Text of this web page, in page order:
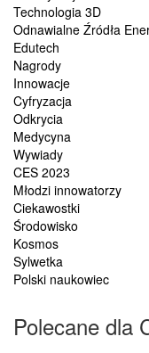
Technologia 3D
Odnawialne Źródła
Edutech
Nagrody
Innowacje
Cyfryzacja
Odkrycia
Medycyna
Wywiady
CES 2023
Młodzi innowatorzy
Ciekawostki
Środowisko
Kosmos
Sylwetka
Polski naukowiec
Polecane dla